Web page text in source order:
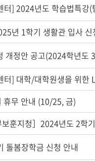
터] 2024년도 학습법특강(
년 1학기 생활관 입사 신
개정안 공고(2024학년도
터] 대학/대학원생을 위한
휴무 안내 (10/25, 금)
보훈지청］2024년도 2학
돌봄장학금 신청 안내